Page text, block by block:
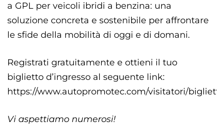
a GPL per veicoli ibridi a benzina: una
soluzione concreta e sostenibile per affrontare
le sfide della mobilità di oggi e di domani.
Registrati gratuitamente e ottieni il tuo
biglietto d’ingresso al seguente link:
https://www.autopromotec.com/visitatori/
Vi aspettiamo numerosi!